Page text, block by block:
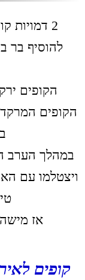
​​​​​2 דמויות
להוסיף בר
הקופים
הקופים
​​​​​​​במהלך הערב
ויצטלמו עם
אז
קופים